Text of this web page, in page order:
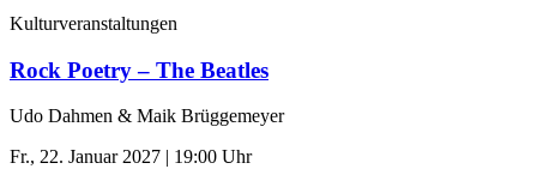
Kulturveranstaltungen
Rock Poetry – The Beatles
Udo Dahmen & Maik Brüggemeyer
Fr., 22. Januar 2027 | 19:00 Uhr